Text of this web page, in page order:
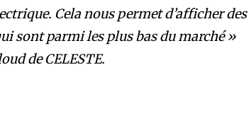
Cela nous permet d’afficher des
sont parmi les plus bas du marché »
de CELESTE.